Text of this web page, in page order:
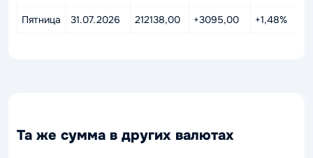
Пятница 31.07.2026 212138,00 +3095,00 +1,48%
Та же сумма в других валютах